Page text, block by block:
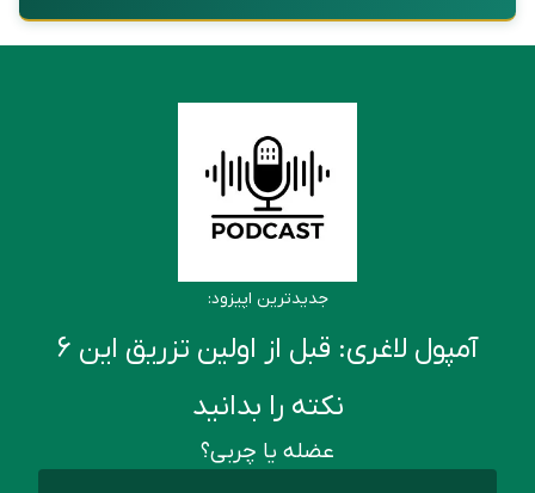
جدیدترین اپیزود:
آمپول لاغری: قبل از اولین تزریق این ۶
نکته را بدانید
عضله یا چربی؟